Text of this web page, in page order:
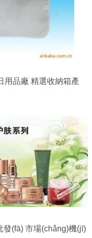
用品廠 精選收納箱產
發(fā) 市場(chǎng)機(jī)